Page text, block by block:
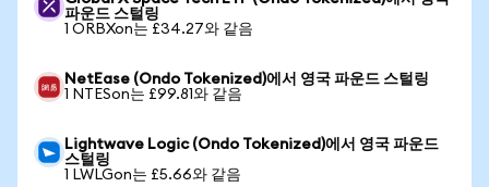
파운드 스털링
1 ORBXon는 £34.27와 같음
NetEase (Ondo Tokenized)에서 영국 파운드 스털링
1 NTESon는 £99.81와 같음
Lightwave Logic (Ondo Tokenized)에서 영국 파운드
스털링
1 LWLGon는 £5.66와 같음